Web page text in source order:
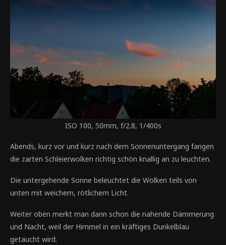
ISO 100, 50mm, f/2.8, 1/400s
Abends, kurz vor und kurz nach dem Sonnenuntergang fangen
die zarten Schleierwolken richtig schön knallig an zu leuchten.
Die untergehende Sonne beleuchtet die Wolken teils von
unten mit weichem, rötlichem Licht.
Weiter oben merkt man dann schon die nahende Dämmerung
und Nacht, weil der Himmel in ein kräftiges Dunkelblau
getaucht wird.